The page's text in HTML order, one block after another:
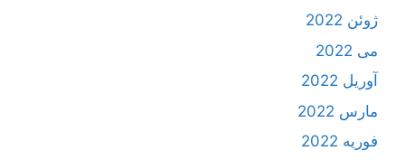
ژوئن 2022
می 2022
آوریل 2022
مارس 2022
فوریه 2022